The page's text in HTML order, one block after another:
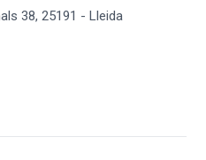
38, 25191 - Lleida